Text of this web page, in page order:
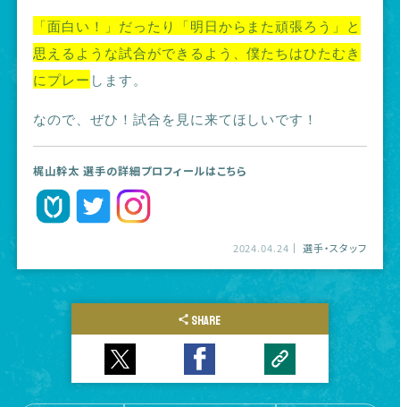
「面白い！」だったり「明日からまた頑張ろう」と
思えるような試合ができるよう、僕たちはひたむき
にプレー します。
なので、ぜひ！試合を見に来てほしいです！
梶山幹太 選手の詳細プロフィールはこちら
2024.04.24 選手・スタッフ
SHARE